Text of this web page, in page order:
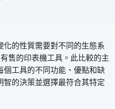
化的性質需要對不同的生態系
售的印表機工具。此比較的主
個工具的不同功能、優點和缺
智的決策並選擇最符合其特定